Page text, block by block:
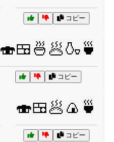
コピー
🍣🍱🍜🥟🍶🍵
コピー
🍣🍱🥟🍙🍵
コピー